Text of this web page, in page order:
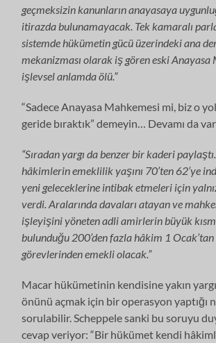
geçmeksizin kanunların anayasaya
itirazda bulunamayacak. Tek kamaralı
sistemde hükümetin gücü üzerindeki ana
mekanizması olarak iş gören eski Anayasa
işlevsel anlamda ölü.”
“Sadece Anayasa Mahkemesi mi, biz o
geride bıraktık” demeyin… Devamı da
“Sıradan yargı da benzer bir kaderi
hâkimlerin emeklilik yaşını 70’ten 62’ye
yeni geleceklerine intibak etmeleri için
verdi. Aralarında davaları atayan ve
işleyişini yöneten adli amirlerin büyük
bulunduğu 200’den fazla hâkim 1
görevlerinden emekli olacak.”
Macar hükümetinin kendisine yakın
önünü açmak için bir operasyon yaptığı
sorulabilir. Scheppele sanki bu soruyu
cevap veriyor: “Bir hükümet kendi